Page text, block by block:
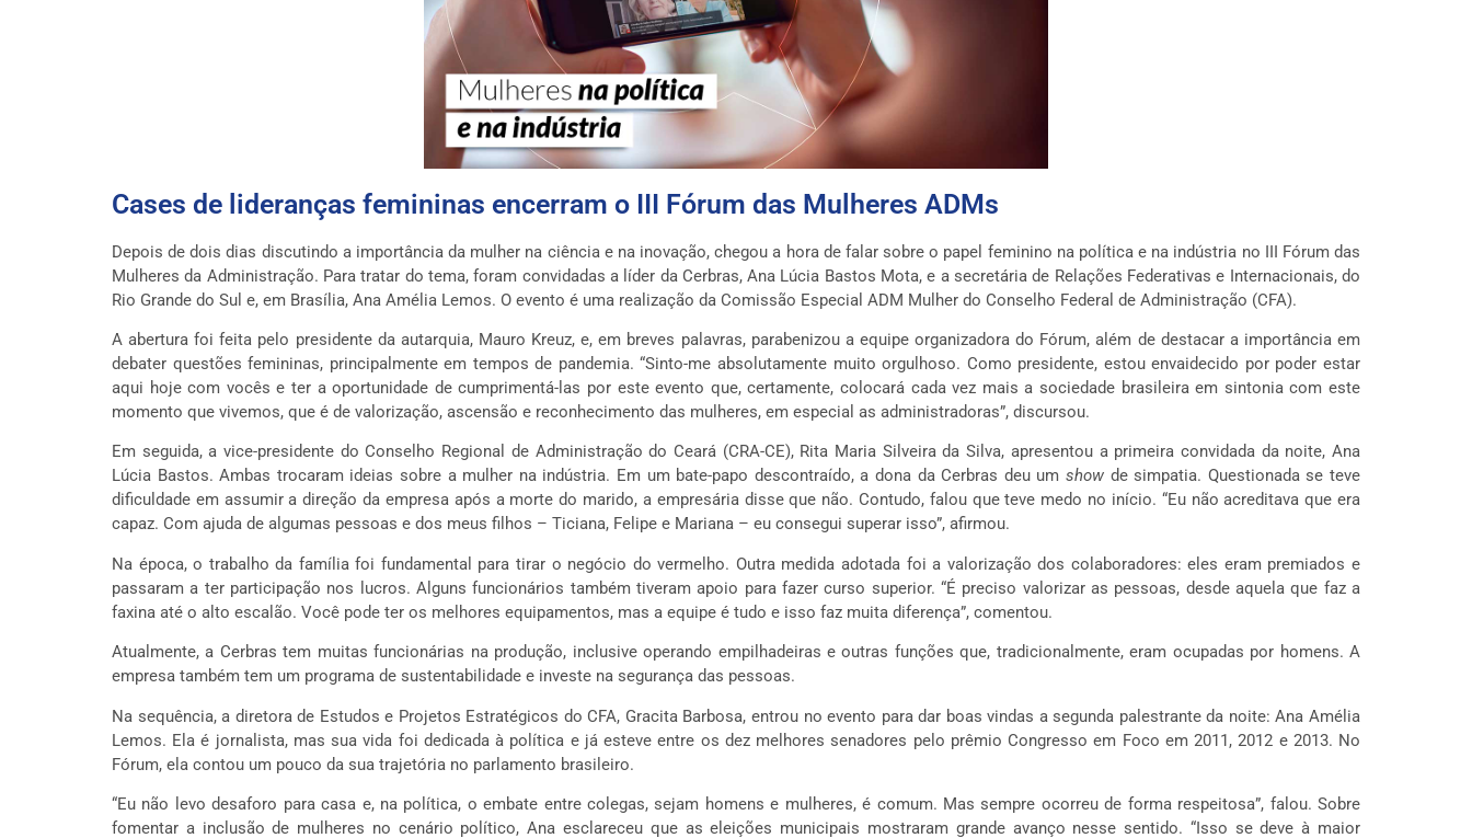
Cases de lideranças femininas encerram o III Fórum das Mulheres ADMs
Depois de dois dias discutindo a importância da mulher na ciência e na inovação, chegou a hora de falar sobre o papel feminino na política e na indústria no III Fórum das
Mulheres da Administração. Para tratar do tema, foram convidadas a líder da Cerbras, Ana Lúcia Bastos Mota, e a secretária de Relações Federativas e Internacionais, do
Rio Grande do Sul e, em Brasília, Ana Amélia Lemos. O evento é uma realização da Comissão Especial ADM Mulher do Conselho Federal de Administração (CFA).
A abertura foi feita pelo presidente da autarquia, Mauro Kreuz, e, em breves palavras, parabenizou a equipe organizadora do Fórum, além de destacar a importância em
debater questões femininas, principalmente em tempos de pandemia. “Sinto-me absolutamente muito orgulhoso. Como presidente, estou envaidecido por poder estar
aqui hoje com vocês e ter a oportunidade de cumprimentá-las por este evento que, certamente, colocará cada vez mais a sociedade brasileira em sintonia com este
momento que vivemos, que é de valorização, ascensão e reconhecimento das mulheres, em especial as administradoras”, discursou.
Em seguida, a vice-presidente do Conselho Regional de Administração do Ceará (CRA-CE), Rita Maria Silveira da Silva, apresentou a primeira convidada da noite, Ana
Lúcia Bastos. Ambas trocaram ideias sobre a mulher na indústria. Em um bate-papo descontraído, a dona da Cerbras deu um show de simpatia. Questionada se teve
dificuldade em assumir a direção da empresa após a morte do marido, a empresária disse que não. Contudo, falou que teve medo no início. “Eu não acreditava que era
capaz. Com ajuda de algumas pessoas e dos meus filhos – Ticiana, Felipe e Mariana – eu consegui superar isso”, afirmou.
Na época, o trabalho da família foi fundamental para tirar o negócio do vermelho. Outra medida adotada foi a valorização dos colaboradores: eles eram premiados e
passaram a ter participação nos lucros. Alguns funcionários também tiveram apoio para fazer curso superior. “É preciso valorizar as pessoas, desde aquela que faz a
faxina até o alto escalão. Você pode ter os melhores equipamentos, mas a equipe é tudo e isso faz muita diferença”, comentou.
Atualmente, a Cerbras tem muitas funcionárias na produção, inclusive operando empilhadeiras e outras funções que, tradicionalmente, eram ocupadas por homens. A
empresa também tem um programa de sustentabilidade e investe na segurança das pessoas.
Na sequência, a diretora de Estudos e Projetos Estratégicos do CFA, Gracita Barbosa, entrou no evento para dar boas vindas a segunda palestrante da noite: Ana Amélia
Lemos. Ela é jornalista, mas sua vida foi dedicada à política e já esteve entre os dez melhores senadores pelo prêmio Congresso em Foco em 2011, 2012 e 2013. No
Fórum, ela contou um pouco da sua trajetória no parlamento brasileiro.
“Eu não levo desaforo para casa e, na política, o embate entre colegas, sejam homens e mulheres, é comum. Mas sempre ocorreu de forma respeitosa”, falou. Sobre
fomentar a inclusão de mulheres no cenário político, Ana esclareceu que as eleições municipais mostraram grande avanço nesse sentido. “Isso se deve à maior